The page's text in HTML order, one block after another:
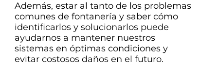
Además, estar al tanto de los problemas
comunes de fontanería y saber cómo
identificarlos y solucionarlos puede
ayudarnos a mantener nuestros
sistemas en óptimas condiciones y
evitar costosos daños en el futuro.